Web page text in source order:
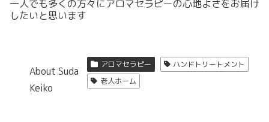
一人でも多くの方々にアロマセラピーの心地よさをお届け
したいと思います
About Suda
Keiko
アロマセラピー
ハンドトリートメント
老人ホーム